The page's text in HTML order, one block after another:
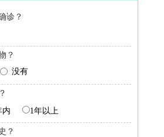
诊？
？
没有
内 1年以上
？